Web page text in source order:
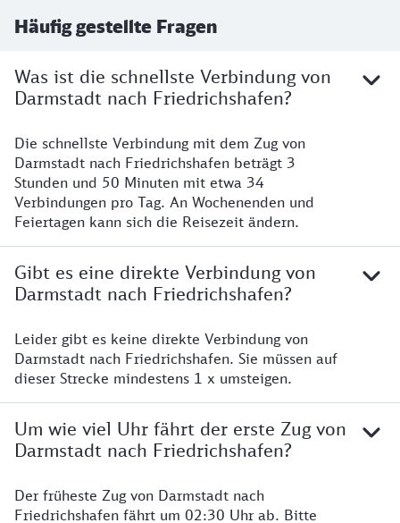
Häufig gestellte Fragen
Was ist die schnellste Verbindung von
Darmstadt nach Friedrichshafen?
Die schnellste Verbindung mit dem Zug von
Darmstadt nach Friedrichshafen beträgt 3
Stunden und 50 Minuten mit etwa 34
Verbindungen pro Tag. An Wochenenden und
Feiertagen kann sich die Reisezeit ändern.
Gibt es eine direkte Verbindung von
Darmstadt nach Friedrichshafen?
Leider gibt es keine direkte Verbindung von
Darmstadt nach Friedrichshafen. Sie müssen auf
dieser Strecke mindestens 1 x umsteigen.
Um wie viel Uhr fährt der erste Zug von
Darmstadt nach Friedrichshafen?
Der früheste Zug von Darmstadt nach
Friedrichshafen fährt um 02:30 Uhr ab. Bitte